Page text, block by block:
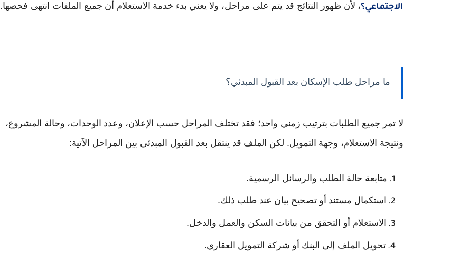
الاجتماعي؟، لأن ظهور النتائج قد يتم على مراحل، ولا يعني بدء خدمة الاستعلام أن جميع الملفات انتهى فحصها.
ما مراحل طلب الإسكان بعد القبول المبدئي؟
لا تمر جميع الطلبات بترتيب زمني واحد؛ فقد تختلف المراحل حسب الإعلان، وعدد الوحدات، وحالة المشروع،
ونتيجة الاستعلام، وجهة التمويل. لكن الملف قد ينتقل بعد القبول المبدئي بين المراحل الآتية:
متابعة حالة الطلب والرسائل الرسمية.
استكمال مستند أو تصحيح بيان عند طلب ذلك.
الاستعلام أو التحقق من بيانات السكن والعمل والدخل.
تحويل الملف إلى البنك أو شركة التمويل العقاري.